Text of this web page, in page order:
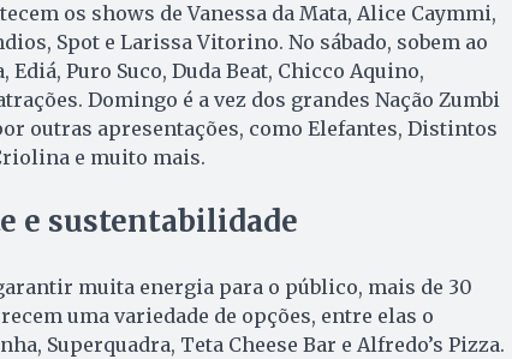
os shows de Vanessa da Mata, Alice Caymmi,
Spot e Larissa Vitorino. No sábado, sobem ao
Ediá, Puro Suco, Duda Beat, Chicco Aquino,
Domingo é a vez dos grandes Nação Zumbi
outras apresentações, como Elefantes, Distintos
e muito mais.
e sustentabilidade
muita energia para o público, mais de 30
uma variedade de opções, entre elas o
Superquadra, Teta Cheese Bar e Alfredo’s Pizza.